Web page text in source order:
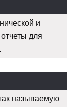
и
для
называемую